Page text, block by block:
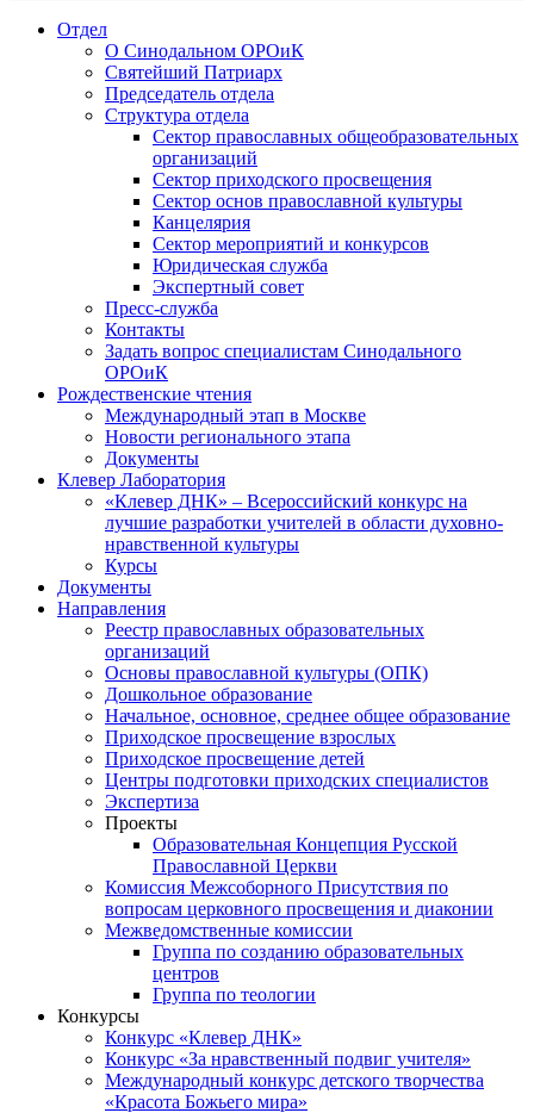
Отдел
О Синодальном ОРОиК
Святейший Патриарх
Председатель отдела
Структура отдела
Сектор православных общеобразовательных
организаций
Сектор приходского просвещения
Сектор основ православной культуры
Канцелярия
Сектор мероприятий и конкурсов
Юридическая служба
Экспертный совет
Пресс-служба
Контакты
Задать вопрос специалистам Синодального
ОРОиК
Рождественские чтения
Международный этап в Москве
Новости регионального этапа
Документы
Клевер Лаборатория
«Клевер ДНК» – Всероссийский конкурс на
лучшие разработки учителей в области духовно-
нравственной культуры
Курсы
Документы
Направления
Реестр православных образовательных
организаций
Основы православной культуры (ОПК)
Дошкольное образование
Начальное, основное, среднее общее образование
Приходское просвещение взрослых
Приходское просвещение детей
Центры подготовки приходских специалистов
Экспертиза
Проекты
Образовательная Концепция Русской
Православной Церкви
Комиссия Межсоборного Присутствия по
вопросам церковного просвещения и диаконии
Межведомственные комиссии
Группа по созданию образовательных
центров
Группа по теологии
Конкурсы
Конкурс «Клевер ДНК»
Конкурс «За нравственный подвиг учителя»
Международный конкурс детского творчества
«Красота Божьего мира»